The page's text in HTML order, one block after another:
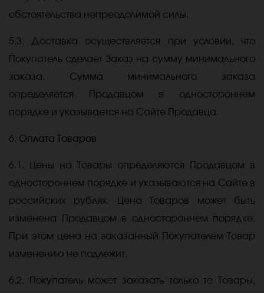
обстоятельства непреодолимой силы.
5.3. Доставка осуществляется при условии, что
Покупатель сделает Заказ на сумму минимального
заказа. Сумма минимального заказа
определяется Продавцом в одностороннем
порядке и указывается на Сайте Продавца.
6. Оплата Товаров
6.1. Цены на Товары определяются Продавцом в
одностороннем порядке и указываются на Сайте в
российских рублях. Цена Товаров может быть
изменена Продавцом в одностороннем порядке.
При этом цена на заказанный Покупателем Товар
изменению не подлежит.
6.2. Покупатель может заказать только те Товары,